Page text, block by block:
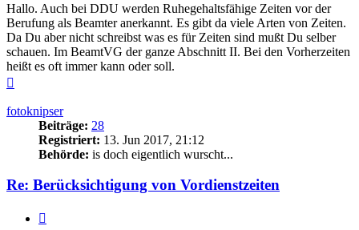
Hallo. Auch bei DDU werden Ruhegehaltsfähige Zeiten vor der
Berufung als Beamter anerkannt. Es gibt da viele Arten von Zeiten.
Da Du aber nicht schreibst was es für Zeiten sind mußt Du selber
schauen. Im BeamtVG der ganze Abschnitt II. Bei den Vorherzeiten
heißt es oft immer kann oder soll.
fotoknipser
Beiträge: 28
Registriert: 13. Jun 2017, 21:12
Behörde: is doch eigentlich wurscht...
Re: Berücksichtigung von Vordienstzeiten